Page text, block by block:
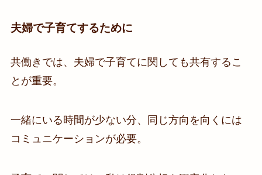
夫婦で子育てするために
共働きでは、夫婦で子育てに関しても共有するこ
とが重要。
一緒にいる時間が少ない分、同じ方向を向くには
コミュニケーションが必要。